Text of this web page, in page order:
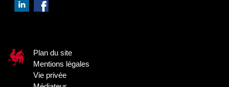
Plan du site
Mentions légales
Vie privée